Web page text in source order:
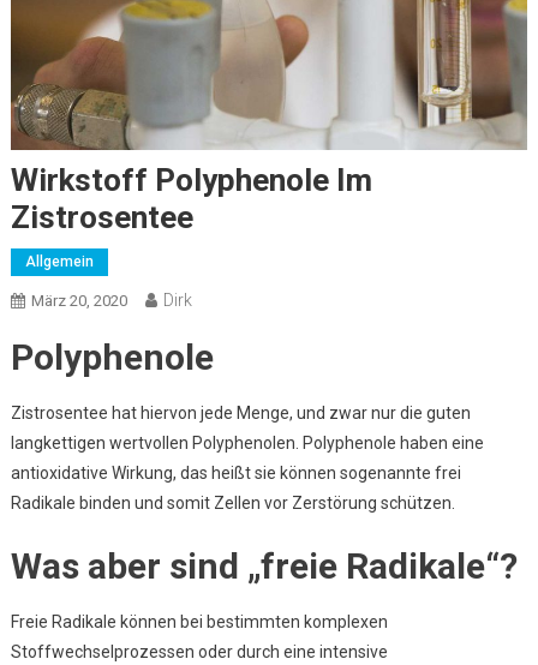
Wirkstoff Polyphenole Im
Zistrosentee
Allgemein
März 20, 2020 Dirk
Polyphenole
Zistrosentee hat hiervon jede Menge, und zwar nur die guten
langkettigen wertvollen Polyphenolen. Polyphenole haben eine
antioxidative Wirkung, das heißt sie können sogenannte frei
Radikale binden und somit Zellen vor Zerstörung schützen.
Was aber sind „freie Radikale“?
Freie Radikale können bei bestimmten komplexen
Stoffwechselprozessen oder durch eine intensive